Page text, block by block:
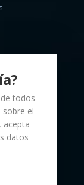
todos
sobre el
acepta
datos